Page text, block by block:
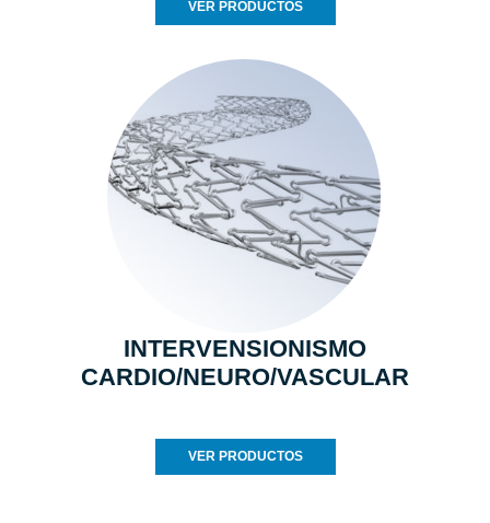
VER PRODUCTOS
INTERVENSIONISMO
CARDIO/NEURO/VASCULAR
VER PRODUCTOS